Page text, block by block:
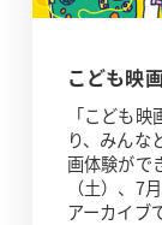
こども映
「こども
り、みんな
画体験がで
（土）、7
アーカイブ